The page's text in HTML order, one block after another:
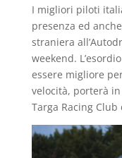
I migliori piloti
presenza ed
straniera
weekend.
essere migliore
velocità, porterà
Targa Racing Club